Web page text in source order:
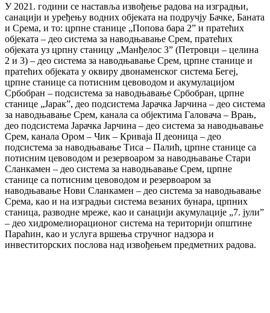
У 2021. години се наставља извођење радова на изградњи,
санацији и уређењу водних објеката на подручју Бачке, Баната
и Срема, и то: црпне станице „Попова бара 2” и пратећих
објеката – део система за наводњавање Срем, пратећих
објеката уз црпну станицу „Манђелос 3” (Петровци – целина
2 и 3) – део система за наводњавање Срем, црпне станице и
пратећих објеката у оквиру двонаменског система Бегеј,
црпне станице са потисним цевоводом и акумулацијом
Србобран – подсистема за наводњавање Србобран, црпне
станице „Јарак”, део подсистема Јарачка Јарчина – део система
за наводњавање Срем, канала са објектима Галовача – Врањ,
део подсистема Јарачка Јарчина – део система за наводњавање
Срем, канала Ором – Чик – Криваја II деоница – део
подсистема за наводњавање Тиса – Палић, црпне станице са
потисним цевоводом и резервоаром за наводњавање Стари
Сланкамен – део система за наводњавање Срем, црпне
станице са потисним цевоводом и резервоаром за
наводњавање Нови Сланкамен – део система за наводњавање
Срема, као и на изградњи система везаних бунара, црпних
станица, разводне мреже, као и санацији акумулације „7. јули”
– део хидромелиорационог система на територији општине
Параћин, као и услуга вршења стручног надзора и
инвеститорских послова над извођењем предметних радова.